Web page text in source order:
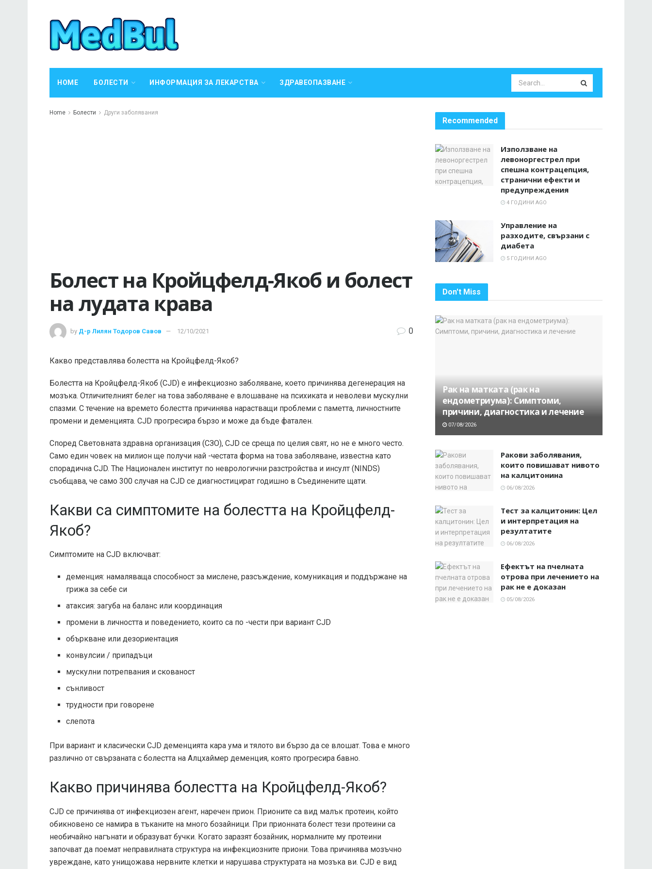
HOME БОЛЕСТИ ИНФОРМАЦИЯ ЗА ЛЕКАРСТВА ЗДРАВЕОПАЗВАНЕ
Home Болести Други заболявания
Болест на Кройцфелд-Якоб и болест
на лудата крава
by Д-р Лилян Тодоров Савов 12/10/2021 0
Какво представлява болестта на Кройцфелд-Якоб?
Болестта на Кройцфелд-Якоб (CJD) е инфекциозно заболяване, което причинява дегенерация на
мозъка. Отличителният белег на това заболяване е влошаване на психиката и неволеви мускулни
спазми. С течение на времето болестта причинява нарастващи проблеми с паметта, личностните
промени и деменцията. CJD прогресира бързо и може да бъде фатален.
Според Световната здравна организация (СЗО), CJD се среща по целия свят, но не е много често.
Само един човек на милион ще получи най -честата форма на това заболяване, известна като
спорадична CJD. The Национален институт по неврологични разстройства и инсулт (NINDS)
съобщава, че само 300 случая на CJD се диагностицират годишно в Съединените щати.
Какви са симптомите на болестта на Кройцфелд-
Якоб?
Симптомите на CJD включват:
деменция: намаляваща способност за мислене, разсъждение, комуникация и поддържане на
грижа за себе си
атаксия: загуба на баланс или координация
промени в личността и поведението, които са по -чести при вариант CJD
объркване или дезориентация
конвулсии / припадъци
мускулни потрепвания и скованост
сънливост
трудности при говорене
слепота
При вариант и класически CJD деменцията кара ума и тялото ви бързо да се влошат. Това е много
различно от свързаната с болестта на Алцхаймер деменция, която прогресира бавно.
Какво причинява болестта на Кройцфелд-Якоб?
CJD се причинява от инфекциозен агент, наречен прион. Прионите са вид малък протеин, който
обикновено се намира в тъканите на много бозайници. При прионната болест тези протеини са
необичайно нагънати и образуват бучки. Когато заразят бозайник, нормалните му протеини
започват да поемат неправилната структура на инфекциозните приони. Това причинява мозъчно
увреждане, като унищожава нервните клетки и нарушава структурата на мозъка ви. CJD е вид
Recommended
Използване на
левоноргестрел при
спешна контрацепция,
странични ефекти и
предупреждения
4 ГОДИНИ AGO
Управление на
разходите, свързани с
диабета
5 ГОДИНИ AGO
Don't Miss
Рак на матката (рак на
ендометриума): Симптоми,
причини, диагностика и лечение
07/08/2026
Ракови заболявания,
които повишават нивото
на калцитонина
06/08/2026
Тест за калцитонин: Цел
и интерпретация на
резултатите
06/08/2026
Ефектът на пчелната
отрова при лечението на
рак не е доказан
05/08/2026